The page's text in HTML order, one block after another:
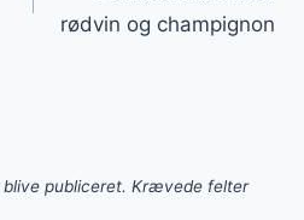
rødvin og champignon
publiceret. Krævede felter